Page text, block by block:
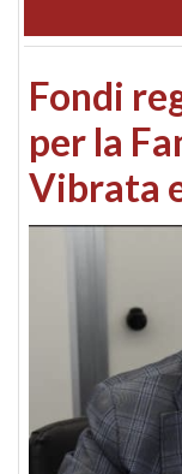
Fondi
per la
Vibrata